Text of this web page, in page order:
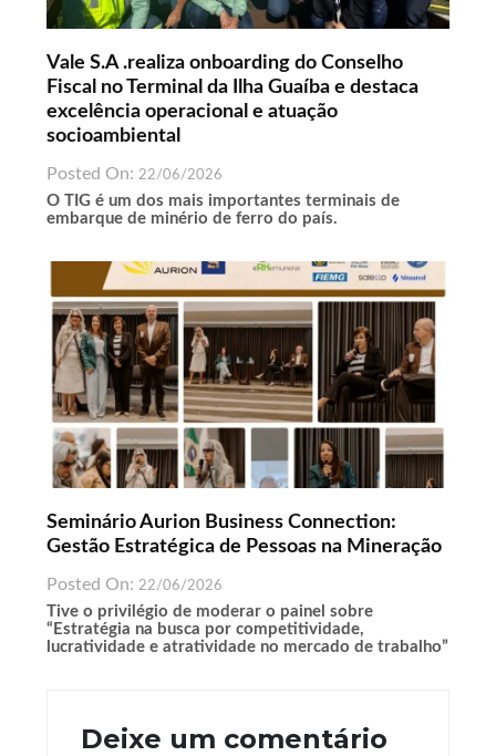
Vale S.A .realiza onboarding do Conselho
Fiscal no Terminal da Ilha Guaíba e destaca
excelência operacional e atuação
socioambiental
Posted On: 22/06/2026
O TIG é um dos mais importantes terminais de
embarque de minério de ferro do país.
Seminário Aurion Business Connection:
Gestão Estratégica de Pessoas na Mineração
Posted On: 22/06/2026
Tive o privilégio de moderar o painel sobre
“Estratégia na busca por competitividade,
lucratividade e atratividade no mercado de trabalho”
Deixe um comentário